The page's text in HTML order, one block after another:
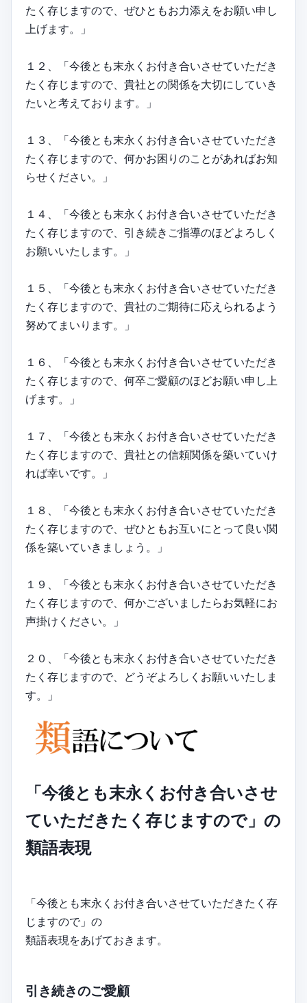
たく存じますので、ぜひともお力添えをお願い申し
上げます。」
１２、「今後とも末永くお付き合いさせていただき
たく存じますので、貴社との関係を大切にしていき
たいと考えております。」
１３、「今後とも末永くお付き合いさせていただき
たく存じますので、何かお困りのことがあればお知
らせください。」
１４、「今後とも末永くお付き合いさせていただき
たく存じますので、引き続きご指導のほどよろしく
お願いいたします。」
１５、「今後とも末永くお付き合いさせていただき
たく存じますので、貴社のご期待に応えられるよう
努めてまいります。」
１６、「今後とも末永くお付き合いさせていただき
たく存じますので、何卒ご愛顧のほどお願い申し上
げます。」
１７、「今後とも末永くお付き合いさせていただき
たく存じますので、貴社との信頼関係を築いていけ
れば幸いです。」
１８、「今後とも末永くお付き合いさせていただき
たく存じますので、ぜひともお互いにとって良い関
係を築いていきましょう。」
１９、「今後とも末永くお付き合いさせていただき
たく存じますので、何かございましたらお気軽にお
声掛けください。」
２０、「今後とも末永くお付き合いさせていただき
たく存じますので、どうぞよろしくお願いいたしま
す。」
「今後とも末永くお付き合いさせ
ていただきたく存じますので」の
類語表現
「今後とも末永くお付き合いさせていただきたく存
じますので」の
類語表現をあげておきます。
引き続きのご愛顧